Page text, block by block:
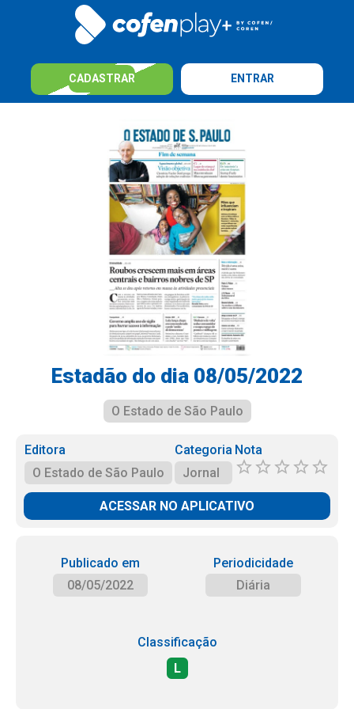
CADASTRAR ENTRAR
Estadão do dia 08/05/2022
O Estado de São Paulo
Editora
O Estado de São Paulo
Categoria
Jornal
Nota
ACESSAR NO APLICATIVO
Publicado em
08/05/2022
Periodicidade
Diária
Classificação
L